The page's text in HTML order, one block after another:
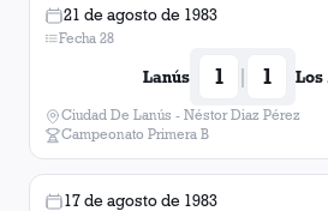
21 de agosto de 1983
Fecha 28
Lanús 1 | 1 Los
Ciudad De Lanús - Néstor Diaz Pérez
Campeonato Primera B
17 de agosto de 1983